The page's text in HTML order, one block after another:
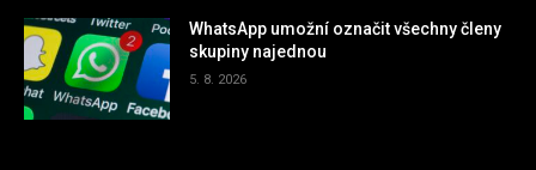
WhatsApp umožní označit všechny členy
skupiny najednou
5. 8. 2026